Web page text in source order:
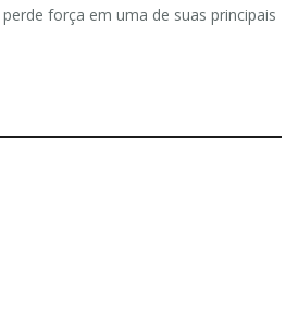
força em uma de suas principais